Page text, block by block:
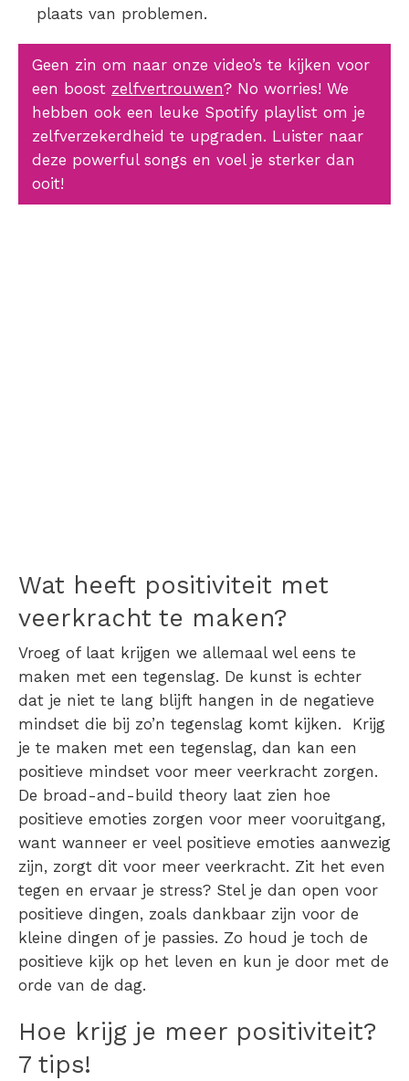
plaats van problemen.
Geen zin om naar onze video’s te kijken voor
een boost zelfvertrouwen? No worries! We
hebben ook een leuke Spotify playlist om je
zelfverzekerdheid te upgraden. Luister naar
deze powerful songs en voel je sterker dan
ooit!
Wat heeft positiviteit met
veerkracht te maken?
Vroeg of laat krijgen we allemaal wel eens te
maken met een tegenslag. De kunst is echter
dat je niet te lang blijft hangen in de negatieve
mindset die bij zo’n tegenslag komt kijken. Krijg
je te maken met een tegenslag, dan kan een
positieve mindset voor meer veerkracht zorgen.
De broad-and-build theory laat zien hoe
positieve emoties zorgen voor meer vooruitgang,
want wanneer er veel positieve emoties aanwezig
zijn, zorgt dit voor meer veerkracht. Zit het even
tegen en ervaar je stress? Stel je dan open voor
positieve dingen, zoals dankbaar zijn voor de
kleine dingen of je passies. Zo houd je toch de
positieve kijk op het leven en kun je door met de
orde van de dag.
Hoe krijg je meer positiviteit?
7 tips!